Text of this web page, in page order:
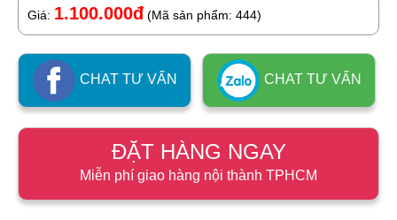
Giá: 1.100.000đ (Mã sản phẩm: 444)
CHAT TƯ VẤN CHAT TƯ VẤN
ĐẶT HÀNG NGAY
Miễn phí giao hàng nội thành TPHCM